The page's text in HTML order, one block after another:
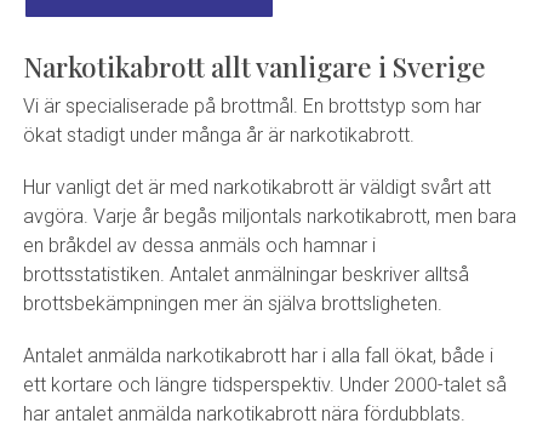
Narkotikabrott allt vanligare i Sverige
Vi är specialiserade på brottmål. En brottstyp som har
ökat stadigt under många år är narkotikabrott.
Hur vanligt det är med narkotikabrott är väldigt svårt att
avgöra. Varje år begås miljontals narkotikabrott, men bara
en bråkdel av dessa anmäls och hamnar i
brottsstatistiken. Antalet anmälningar beskriver alltså
brottsbekämpningen mer än själva brottsligheten.
Antalet anmälda narkotikabrott har i alla fall ökat, både i
ett kortare och längre tidsperspektiv. Under 2000-talet så
har antalet anmälda narkotikabrott nära fördubblats.